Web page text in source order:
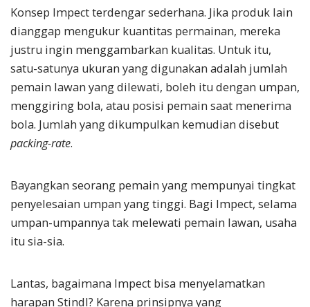
Konsep Impect terdengar sederhana. Jika produk lain
dianggap mengukur kuantitas permainan, mereka
justru ingin menggambarkan kualitas. Untuk itu,
satu-satunya ukuran yang digunakan adalah jumlah
pemain lawan yang dilewati, boleh itu dengan umpan,
menggiring bola, atau posisi pemain saat menerima
bola. Jumlah yang dikumpulkan kemudian disebut
packing-rate.
Bayangkan seorang pemain yang mempunyai tingkat
penyelesaian umpan yang tinggi. Bagi Impect, selama
umpan-umpannya tak melewati pemain lawan, usaha
itu sia-sia.
Lantas, bagaimana Impect bisa menyelamatkan
harapan Stindl? Karena prinsipnya yang